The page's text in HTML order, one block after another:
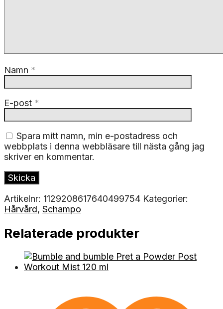
Namn *
E-post *
Spara mitt namn, min e-postadress och
webbplats i denna webbläsare till nästa gång jag
skriver en kommentar.
Artikelnr: 1129208617640499754 Kategorier:
Hårvård, Schampo
Relaterade produkter